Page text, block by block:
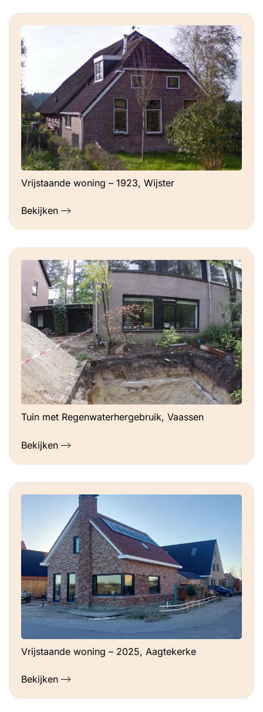
Vrijstaande woning – 1923, Wijster
Bekijken
Tuin met Regenwaterhergebruik, Vaassen
Bekijken
Vrijstaande woning – 2025, Aagtekerke
Bekijken